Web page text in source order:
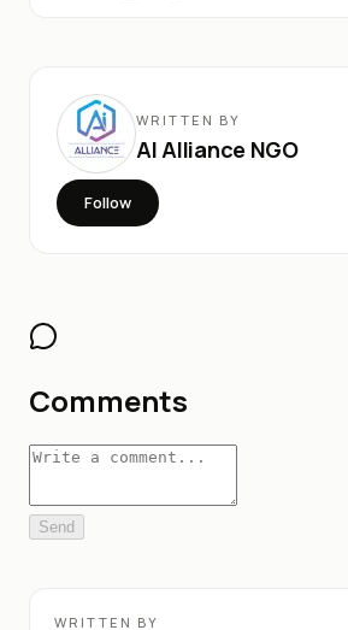
WRITTEN BY
AI Alliance NGO
Follow
Comments
Send
WRITTEN BY